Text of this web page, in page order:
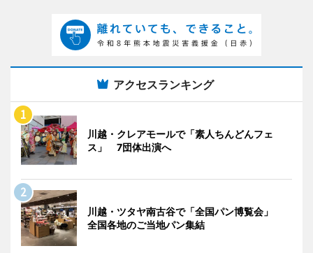
アクセスランキング
川越・クレアモールで「素人ちんどんフェ
ス」 7団体出演へ
川越・ツタヤ南古谷で「全国パン博覧会」
全国各地のご当地パン集結